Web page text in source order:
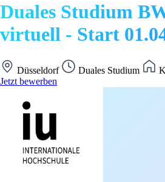
Duales Studium
virtuell - Start
Düsseldorf Duales Studium
Jetzt bewerben